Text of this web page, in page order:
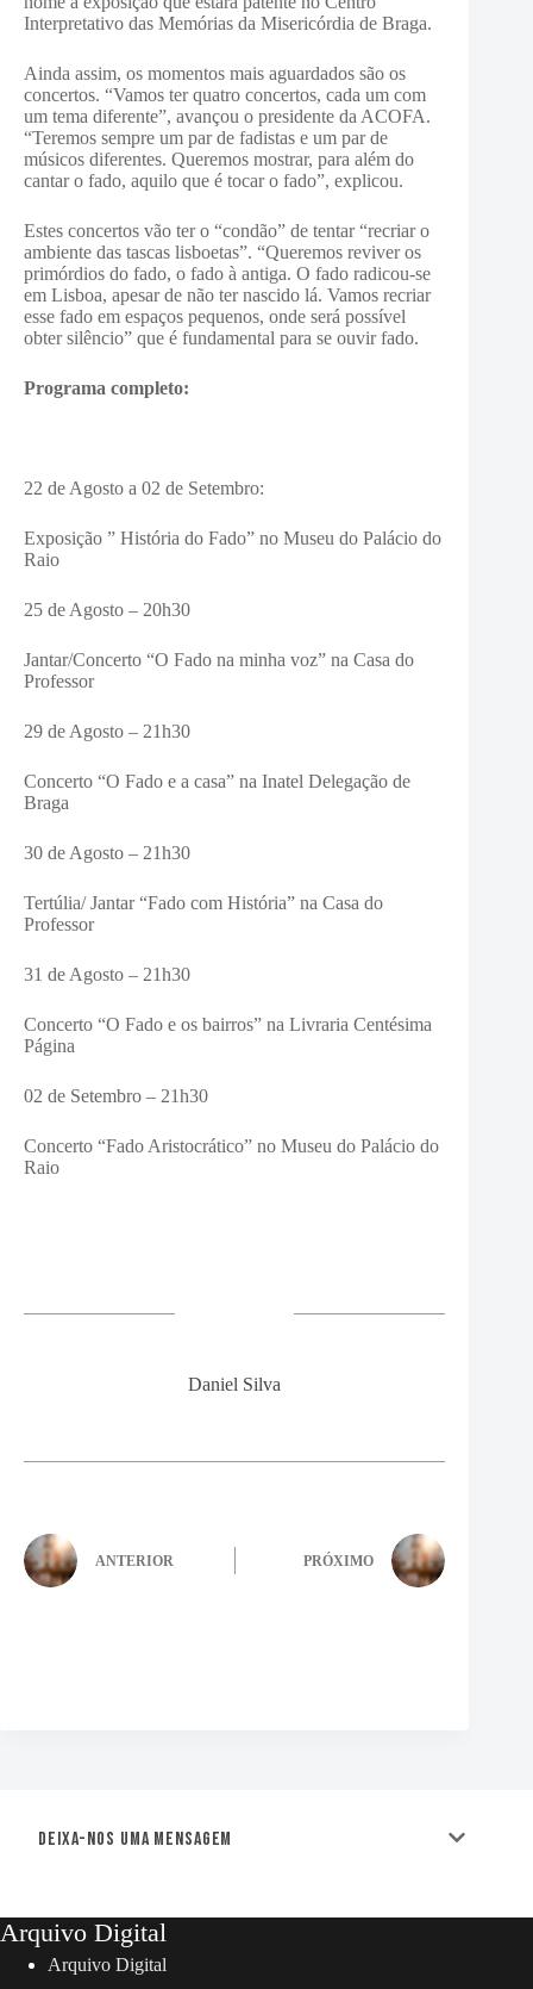
Interpretativo das Memórias da Misericórdia de Braga.
Ainda assim, os momentos mais aguardados são os
concertos. “Vamos ter quatro concertos, cada um com
um tema diferente”, avançou o presidente da ACOFA.
“Teremos sempre um par de fadistas e um par de
músicos diferentes. Queremos mostrar, para além do
cantar o fado, aquilo que é tocar o fado”, explicou.
Estes concertos vão ter o “condão” de tentar “recriar o
ambiente das tascas lisboetas”. “Queremos reviver os
primórdios do fado, o fado à antiga. O fado radicou-se
em Lisboa, apesar de não ter nascido lá. Vamos recriar
esse fado em espaços pequenos, onde será possível
obter silêncio” que é fundamental para se ouvir fado.
Programa completo:
22 de Agosto a 02 de Setembro:
Exposição ” História do Fado” no Museu do Palácio do
Raio
25 de Agosto – 20h30
Jantar/Concerto “O Fado na minha voz” na Casa do
Professor
29 de Agosto – 21h30
Concerto “O Fado e a casa” na Inatel Delegação de
Braga
30 de Agosto – 21h30
Tertúlia/ Jantar “Fado com História” na Casa do
Professor
31 de Agosto – 21h30
Concerto “O Fado e os bairros” na Livraria Centésima
Página
02 de Setembro – 21h30
Concerto “Fado Aristocrático” no Museu do Palácio do
Raio
Daniel Silva
ANTERIOR PRÓXIMO
Deixa-nos uma mensagem
Arquivo Digital
Arquivo Digital